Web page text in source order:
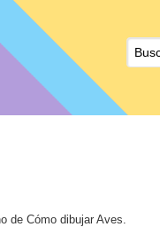
de Cómo dibujar Aves.